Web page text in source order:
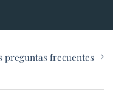
preguntas frecuentes